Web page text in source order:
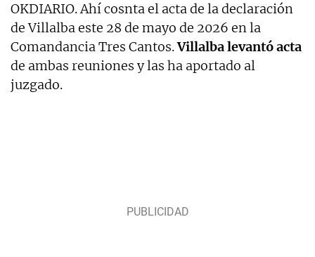
OKDIARIO. Ahí cosnta el acta de la declaración
de Villalba este 28 de mayo de 2026 en la
Comandancia Tres Cantos.Villalba levantó acta
de ambas reuniones y las ha aportado al
juzgado.